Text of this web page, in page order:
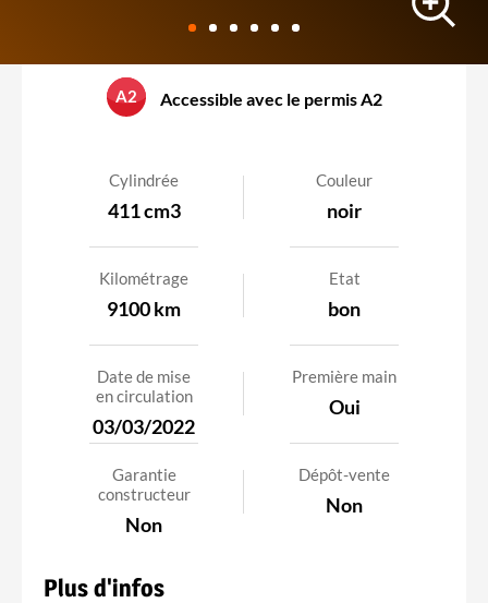
ROYAL ENFIELD HIMALAYAN 411
A2 Accessible avec le permis A2
Cylindrée
411 cm3
Couleur
noir
Kilométrage
9100 km
Etat
bon
Date de mise
en circulation
03/03/2022
Première main
Oui
Garantie
constructeur
Non
Dépôt-vente
Non
Plus d'infos